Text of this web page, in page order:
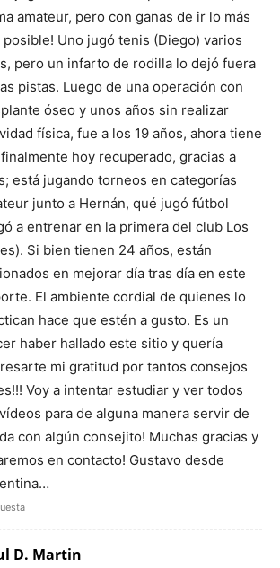
amateur, pero con ganas de ir lo más
posible! Uno jugó tenis (Diego) varios
pero un infarto de rodilla lo dejó fuera
pistas. Luego de una operación con
óseo y unos años sin realizar
física, fue a los 19 años, ahora tiene
hoy recuperado, gracias a
está jugando torneos en categorías
junto a Hernán, qué jugó fútbol
a entrenar en la primera del club Los
Si bien tienen 24 años, están
en mejorar día tras día en este
El ambiente cordial de quienes lo
hace que estén a gusto. Es un
haber hallado este sitio y quería
mi gratitud por tantos consejos
Voy a intentar estudiar y ver todos
para de alguna manera servir de
con algún consejito! Muchas gracias y
en contacto! Gustavo desde
D. Martin